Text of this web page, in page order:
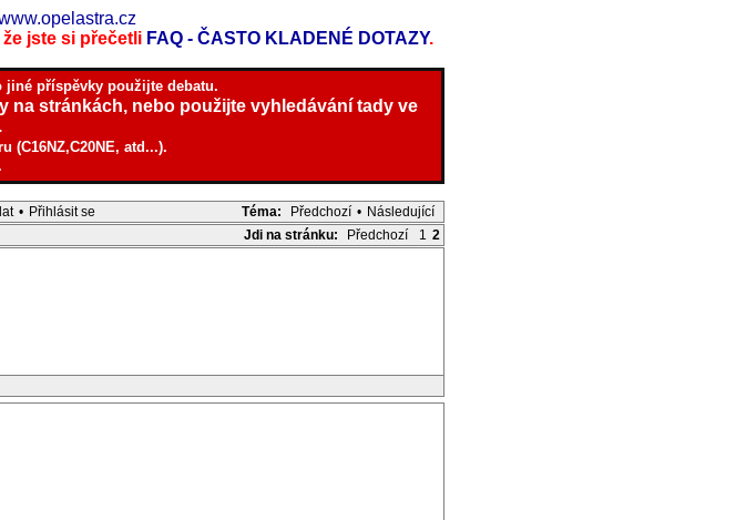
jste si přečetli FAQ - ČASTO KLADENÉ DOTAZY.
příspěvky použijte debatu.
na stránkách, nebo použijte vyhledávání tady ve
(C16NZ,C20NE, atd...).
Téma:
Předchozí • Následující
• Přihlásit se
Jdi na stránku:
Předchozí 1 2